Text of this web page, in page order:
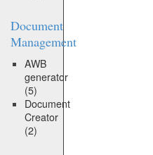
Document
Management
AWB
generator
(5)
Document
Creator
(2)